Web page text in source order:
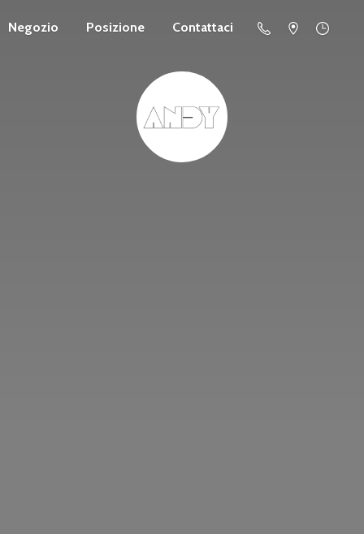
Negozio Posizione Contattaci